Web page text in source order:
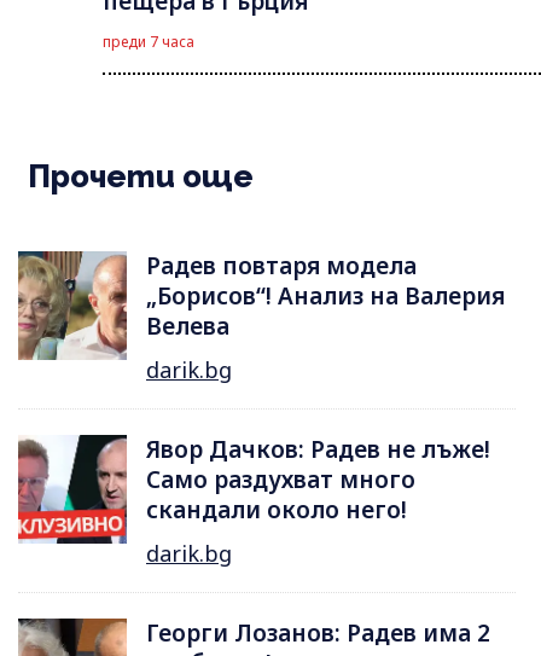
преди 7 часа
Прочети още
Радев повтаря модела
„Борисов“! Анализ на Валерия
Велева
darik.bg
Явор Дачков: Радев не лъже!
Само раздухват много
скандали около него!
darik.bg
Георги Лозанов: Радев има 2